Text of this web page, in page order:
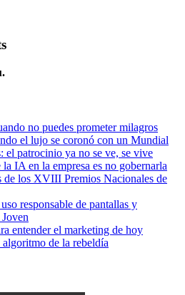
no puedes prometer milagros
el lujo se coronó con un Mundial
el patrocinio ya no se ve, se vive
IA en la empresa es no gobernarla
de los XVIII Premios Nacionales de
responsable de pantallas y
entender el marketing de hoy
de la rebeldía